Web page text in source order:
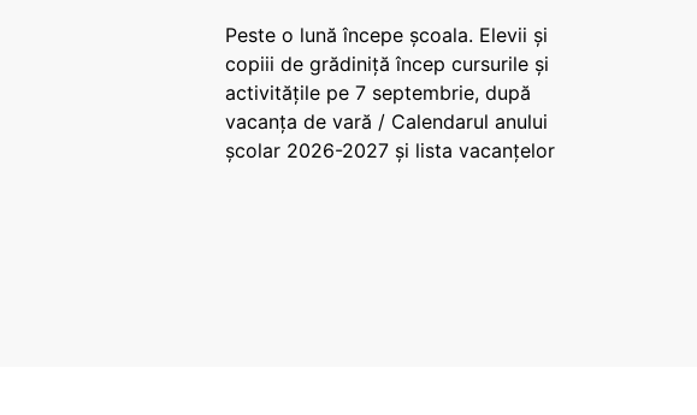
Peste o lună începe școala. Elevii și
copiii de grădiniță încep cursurile și
activitățile pe 7 septembrie, după
vacanța de vară / Calendarul anului
școlar 2026-2027 și lista vacanțelor